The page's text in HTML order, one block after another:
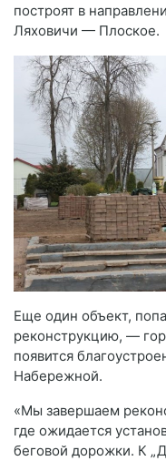
построят в
Ляховичи — Плоское.
Еще один объект,
реконструкцию, —
появится
Набережной.
«Мы завершаем
где ожидается
беговой дорожки. К